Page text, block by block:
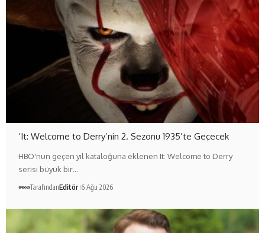
‘It: Welcome to Derry’nin 2. Sezonu 1935’te Geçecek
HBO'nun geçen yıl kataloğuna eklenen It: Welcome to Derry
serisi büyük bir…
TarafındanEditör 6 Ağu 2026